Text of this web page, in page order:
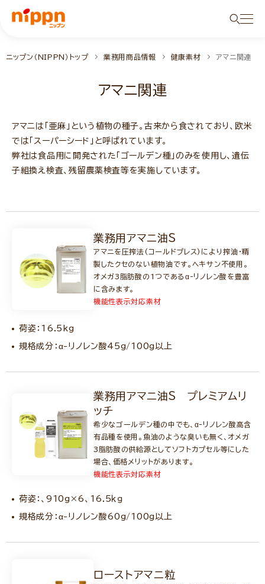
ニップン（NIPPN）トップ 業務用商品情報 健康素材 アマニ関連
アマニ関連
アマニは「亜麻」という植物の種子。古来から食されており、欧米
では「スーパーシード」と呼ばれています。
弊社は食品用に開発された「ゴールデン種」のみを使用し、遺伝
子組換え検査、残留農薬検査等を実施しています。
業務用アマニ油S
アマニを圧搾法(コールドプレス)により搾油・精
製したクセのない植物油です。ヘキサン不使用。
オメガ3脂肪酸の1つであるα-リノレン酸を豊富
に含みます。
機能性表示対応素材
荷姿：16.5kg
規格成分：α-リノレン酸45g/100g以上
業務用アマニ油S プレミアムリ
ッチ
希少なゴールデン種の中でも、α-リノレン酸高含
有品種を使用。魚油のような臭いも無く、オメガ
3脂肪酸の供給源としてソフトカプセル等にした
場合、価格メリットがあります。
機能性表示対応素材
荷姿：、910g×6、16.5ｋｇ
規格成分：α-リノレン酸60g/100g以上
ローストアマニ粒